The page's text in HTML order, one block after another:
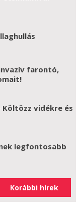
farontó,
vidékre és
legfontosabb
Korábbi hírek